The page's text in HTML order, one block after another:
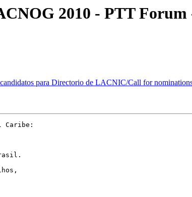
2010 - PTT Forum
para Directorio de LACNIC/Call for
Caribe: